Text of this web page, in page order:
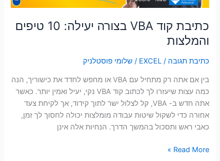
כתיבת קוד VBA בצורה יעילה: 10 טיפים
והמלצות
כתיבת תגובה /
EXCEL
/שלומי פוסטלניק
בין אם אתה רק מתחיל עם VBA או מחפש לחדד את כישוריך, הנה
כמה עצות שיעזרו לך לכתוב קוד VBA נקי, יעיל ואמין יותר. כאשר
אתה חדש ב- VBA, קל לצלול ישר לתוך קידוד, אך לקיחת צעד
אחורה כדי לשקול שיטות עבודה מומלצות יכולה לחסוך לך זמן,
כאבי ראש ותסכול בהמשך הדרך. הנחיות אלה אינן
Read More »